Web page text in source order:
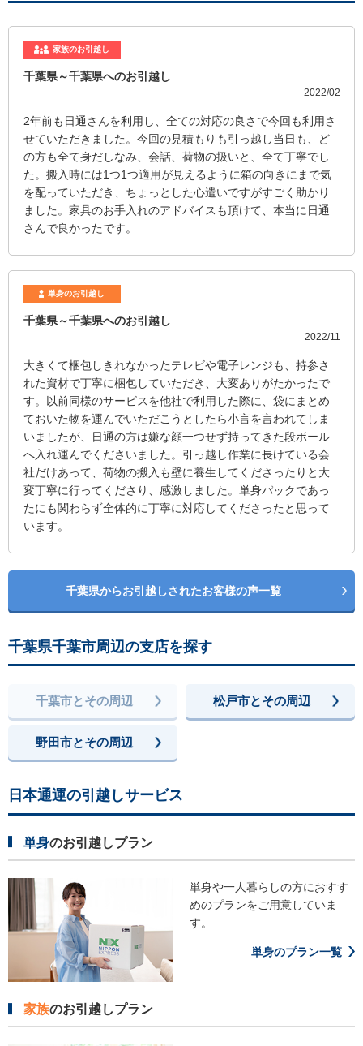
家族のお引越し
千葉県～千葉県へのお引越し
2022/02
2年前も日通さんを利用し、全ての対応の良さで今回も利用さ
せていただきました。今回の見積もりも引っ越し当日も、ど
の方も全て身だしなみ、会話、荷物の扱いと、全て丁寧でし
た。搬入時には1つ1つ適用が見えるように箱の向きにまで気
を配っていただき、ちょっとした心遣いですがすごく助かり
ました。家具のお手入れのアドバイスも頂けて、本当に日通
さんで良かったです。
単身のお引越し
千葉県～千葉県へのお引越し
2022/11
大きくて梱包しきれなかったテレビや電子レンジも、持参さ
れた資材で丁寧に梱包していただき、大変ありがたかったで
す。以前同様のサービスを他社で利用した際に、袋にまとめ
ておいた物を運んでいただこうとしたら小言を言われてしま
いましたが、日通の方は嫌な顔一つせず持ってきた段ボール
へ入れ運んでくださいました。引っ越し作業に長けている会
社だけあって、荷物の搬入も壁に養生してくださったりと大
変丁寧に行ってくださり、感激しました。単身パックであっ
たにも関わらず全体的に丁寧に対応してくださったと思って
います。
千葉県からお引越しされたお客様の声一覧
千葉県千葉市周辺の支店を探す
千葉市とその周辺 松戸市とその周辺
野田市とその周辺
日本通運の引越しサービス
単身のお引越しプラン
単身や一人暮らしの方におすす
めのプランをご用意していま
す。
単身のプラン一覧
家族のお引越しプラン